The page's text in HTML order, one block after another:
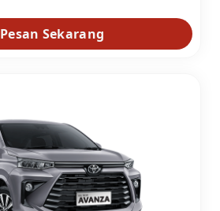
Pesan Sekarang